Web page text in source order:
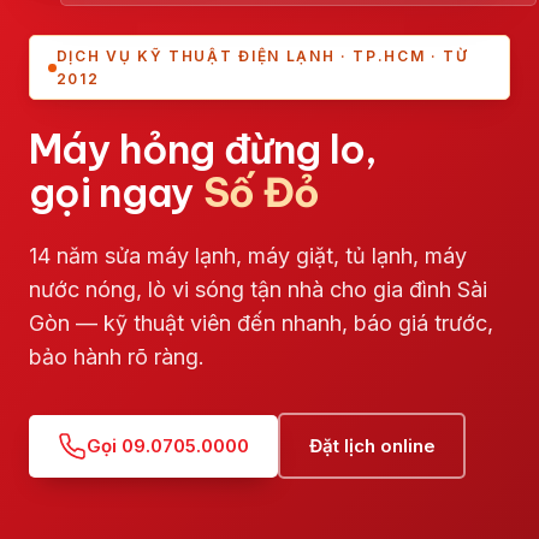
DỊCH VỤ KỸ THUẬT ĐIỆN LẠNH · TP.HCM · TỪ
2012
Máy hỏng đừng lo,
gọi ngay Số Đỏ
14 năm sửa máy lạnh, máy giặt, tủ lạnh, máy
nước nóng, lò vi sóng tận nhà cho gia đình Sài
Gòn — kỹ thuật viên đến nhanh, báo giá trước,
bảo hành rõ ràng.
Gọi 09.0705.0000 Đặt lịch online